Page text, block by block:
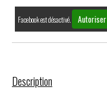
Facebook est désactivé. Autoriser
Description